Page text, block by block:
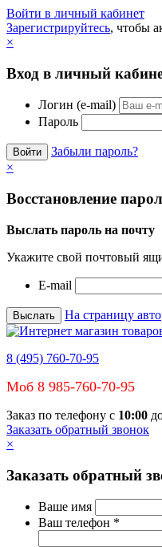
Войти в личный кабинет
Зарегистрируйтесь, чтобы
×
Вход в личный
Логин (e-mail)
Пароль
Забыли пароль?
×
Восстановление
Выслать пароль на почту
Укажите свой почтовый
E-mail
На страницу
8 (495) 760-70-95
Моб 8 985-760-70-95
Заказ по телефону с 10:00
Заказать обратный звонок
×
Заказать обратный
Ваше имя
Ваш телефон *